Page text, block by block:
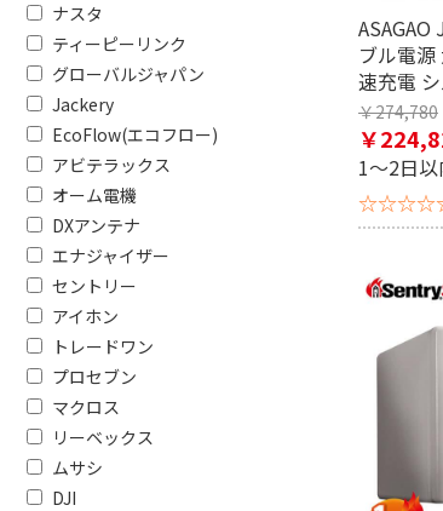
ASAGAO
ブル電
速充電
￥274,780
￥
1～2日
ナスタ
ティーピーリンク
グローバルジャパン
Jackery
EcoFlow(エコフロー)
アビテラックス
オーム電機
DXアンテナ
エナジャイザー
セントリー
アイホン
トレードワン
プロセブン
マクロス
リーベックス
ムサシ
DJI
フリーワードで絞り